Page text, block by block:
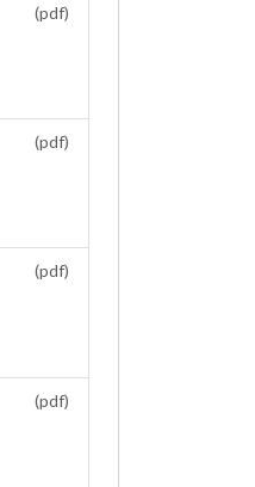
(pdf)
(pdf)
(pdf)
(pdf)